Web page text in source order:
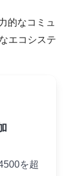
的なコミュ
エコシステ
を超